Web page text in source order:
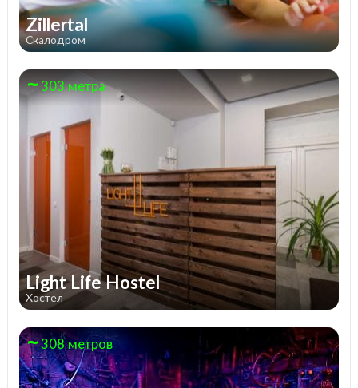
Zillertal
Скалодром
303 метра
Light Life Hostel
Хостел
308 метров